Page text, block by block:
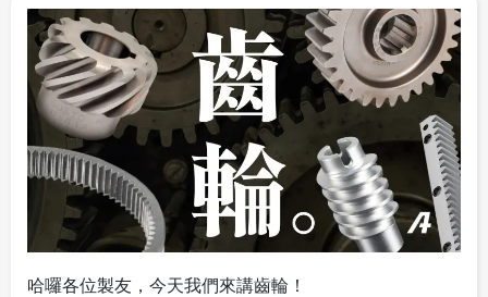
哈囉各位製友，今天我們來講齒輪！